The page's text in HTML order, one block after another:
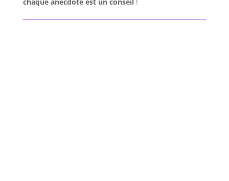
chaque anecdote est un conseil!